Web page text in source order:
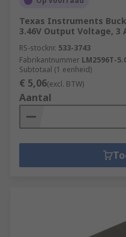
Texas Instruments
3.46V Output Voltage,
RS-stocknr. 533-3743
Fabrikantnummer LM2596T-
Subtotaal (1 eenheid)
€ 5,06(excl. BTW)
Aantal